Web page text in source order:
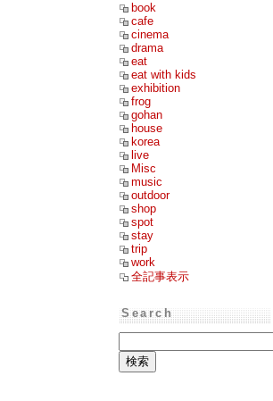
book
cafe
cinema
drama
eat
eat with kids
exhibition
frog
gohan
house
korea
live
Misc
music
outdoor
shop
spot
stay
trip
work
全記事表示
Search